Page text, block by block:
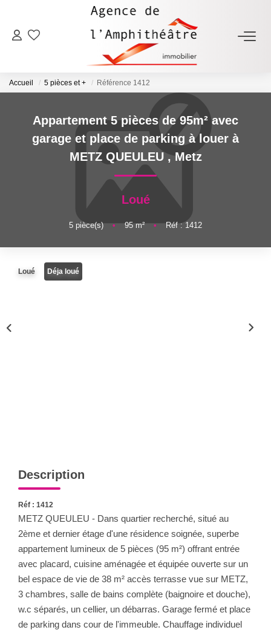
ACHETER
ESTIMER
FAIRE GÉRER
NOTRE AGENCE
Accueil 5 pièces et + Référence 1412
Appartement 5 pièces de 95m² avec
garage et place de parking à louer à
METZ QUEULEU,Metz
Loué
5 pièce(s) • 95m² • Réf : 1412
Loué Déja loué
Description
Réf : 1412
METZ QUEULEU - Dans quartier recherché, situé au
2ème et dernier étage d'une résidence soignée, superbe
appartement lumineux de 5 pièces (95 m²) offrant entrée
avec placard, cuisine aménagée et équipée ouverte sur un
bel espace de vie de 38 m² accès terrasse vue sur METZ,
3 chambres, salle de bains complète (baignoire et douche),
w.c séparés, un cellier, un débarras. Garage fermé et place
de parking dans cour de l'immeuble. Chauffage individuel